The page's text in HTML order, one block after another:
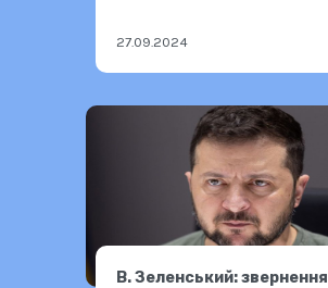
27.09.2024
В. Зеленський: звернення